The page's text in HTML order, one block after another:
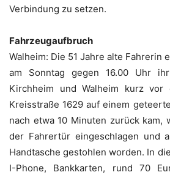
Verbindung zu setzen.
Fahrzeugaufbruch
Walheim: Die 51 Jahre alte Fahrerin
am Sonntag gegen 16.00 Uhr
Kirchheim und Walheim kurz vor
Kreisstraße 1629 auf einem
nach etwa 10 Minuten zurück kam,
der Fahrertür eingeschlagen und
Handtasche gestohlen worden. In
I-Phone, Bankkarten, rund 70